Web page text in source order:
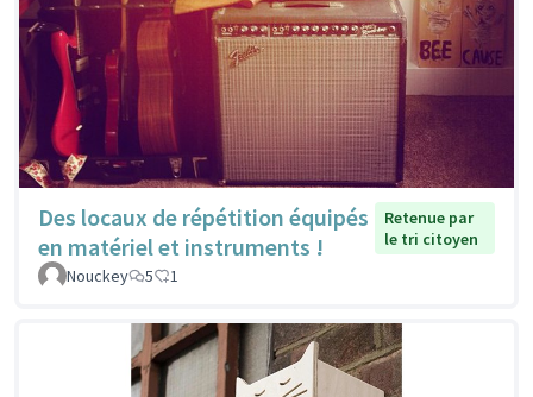
Des locaux de répétition équipés
en matériel et instruments !
Retenue par
le tri citoyen
Nouckey
5 1